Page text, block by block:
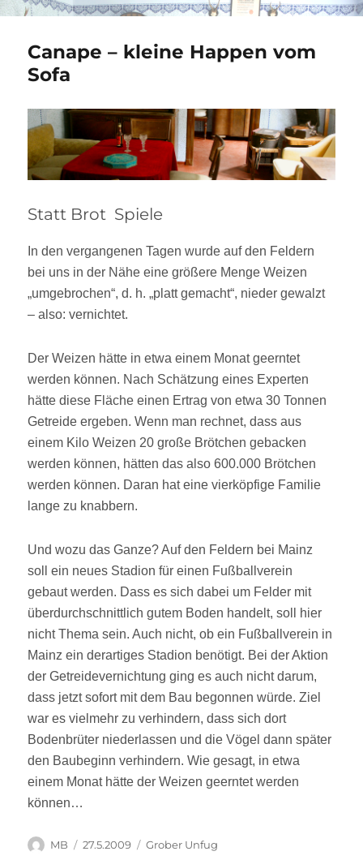
Canape – kleine Happen vom
Sofa
Statt Brot  Spiele
In den vergangenen Tagen wurde auf den Feldern
bei uns in der Nähe eine größere Menge Weizen
„umgebrochen“, d. h. „platt gemacht“, nieder gewalzt
– also: vernichtet.
Der Weizen hätte in etwa einem Monat geerntet
werden können. Nach Schätzung eines Experten
hätte diese Fläche einen Ertrag von etwa 30 Tonnen
Getreide ergeben. Wenn man rechnet, dass aus
einem Kilo Weizen 20 große Brötchen gebacken
werden können, hätten das also 600.000 Brötchen
werden können. Daran hat eine vierköpfige Familie
lange zu knabbern.
Und wozu das Ganze? Auf den Feldern bei Mainz
soll ein neues Stadion für einen Fußballverein
gebaut werden. Dass es sich dabei um Felder mit
überdurchschnittlich gutem Boden handelt, soll hier
nicht Thema sein. Auch nicht, ob ein Fußballverein in
Mainz ein derartiges Stadion benötigt. Bei der Aktion
der Getreidevernichtung ging es auch nicht darum,
dass jetzt sofort mit dem Bau begonnen würde. Ziel
war es vielmehr zu verhindern, dass sich dort
Bodenbrüter niederlassen und die Vögel dann später
den Baubeginn verhindern. Wie gesagt, in etwa
einem Monat hätte der Weizen geerntet werden
können…
Autor
MB
Veröffentlicht
27.5.2009 Kategorien
Grober Unfug